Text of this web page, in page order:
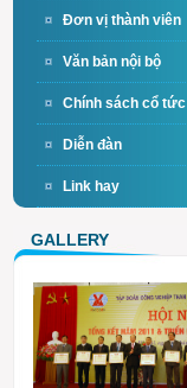
Đơn vị thành viên
Văn bản nội bộ
Chính sách cổ tức
Diễn đàn
Link hay
GALLERY